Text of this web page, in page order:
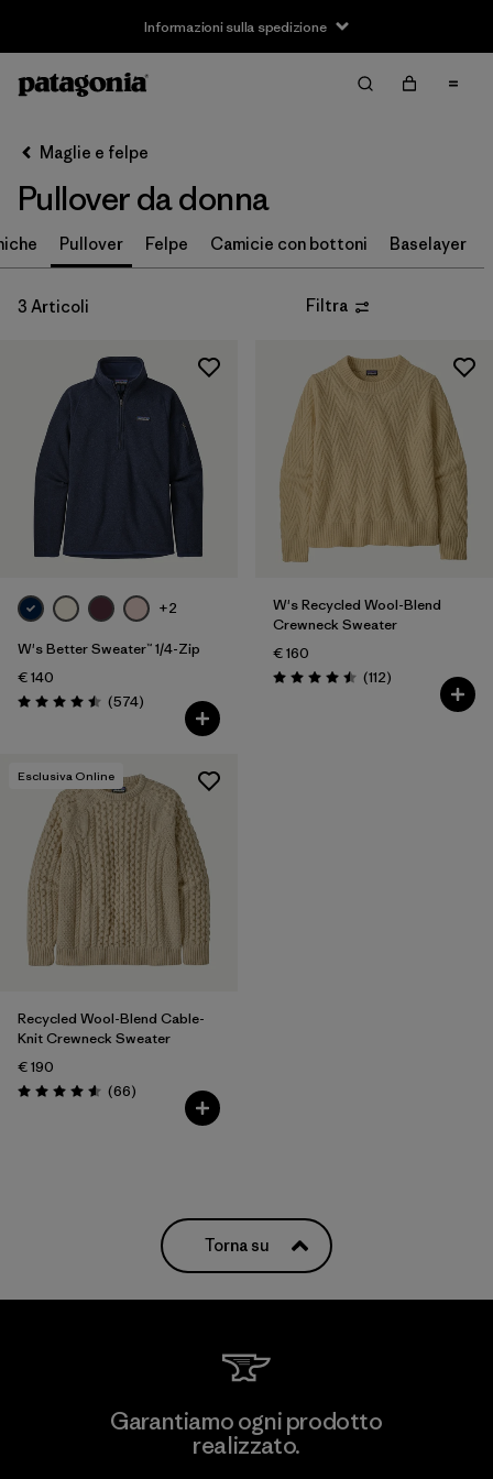
Informazioni sulla spedizione
Filtra per
Taglia
S (2)
M (3)
XL
XXL
Filtra per
Vestibilità
Filtra per
Prezzo
Maglie e felpe
Pullover da donna
Pullover Felpe Camicie con bottoni Baselayer
3 Articoli Filtra
+2
W's Better Sweater™ 1/4-Zip
€ 140
Valutazione: 4.5 / 5
(574Recensioni
)
W's Recycled Wool-Blend
Crewneck Sweater
€ 160
Valutazione: 4.5 / 5
(112Recensioni
)
Esclusiva Online
Recycled Wool-Blend Cable-
Knit Crewneck Sweater
€ 190
Valutazione: 4.6 / 5
(66Recensioni
)
Torna su
Garantiamo ogni prodotto
realizzato.